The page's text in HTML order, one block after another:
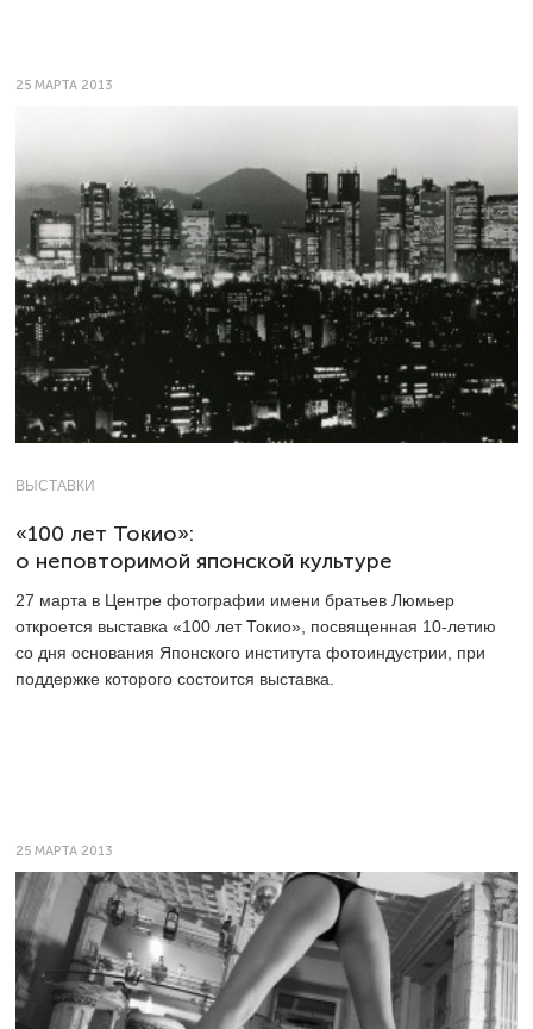
25 МАРТА 2013
ВЫСТАВКИ
«100 лет Токио»:
о неповторимой японской культуре
27 марта в Центре фотографии имени братьев Люмьер
откроется выставка «100 лет Токио», посвященная 10-летию
со дня основания Японского института фотоиндустрии, при
поддержке которого состоится выставка.
25 МАРТА 2013